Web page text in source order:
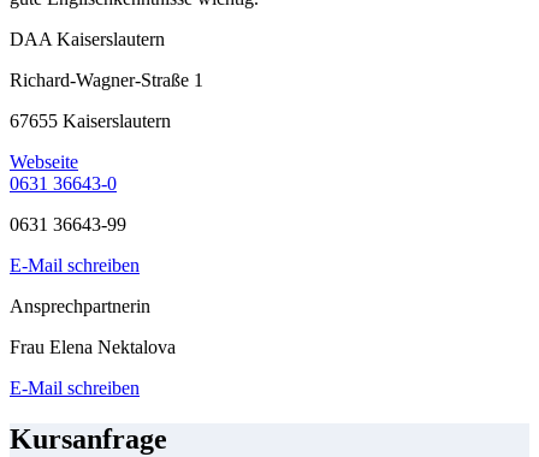
DAA Kaiserslautern
Richard-Wagner-Straße 1
67655 Kaiserslautern
Webseite
0631 36643-0
0631 36643-99
E-Mail schreiben
Ansprechpartnerin
Frau Elena Nektalova
E-Mail schreiben
Kursanfrage